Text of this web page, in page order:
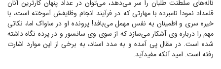
ناله‌های سلطنت طلبان را سر می‌دهد، می‌توان در عداد پنهان کارترین آنان
قلمداد نمود! نامبرده با مهارتی که در فرآیند انجام وظایفش آموخته است، با
خیره سری و اطمینان به نفس مهمل می‌بافد! پرونده او در ساواک اما، نکاتی
مهم را درباره وی آشکار می‌سازد که از سوی وی سانسور و در پرده نگاه داشته
شده است. در مقال پی آمده و به مدد اسناد، به برخی از این موارد اشارت
رفته است. امید آنکه مفید‌آید.